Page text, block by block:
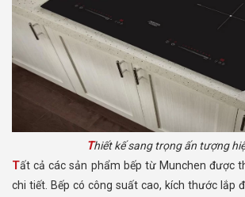
Thiết kế sang trọng ấn tượng
Tất cả các sản phẩm bếp từ Munchen được thiết kế tỉ mỉ tới từng
chi tiết. Bếp có công suất cao, kích thước lắp